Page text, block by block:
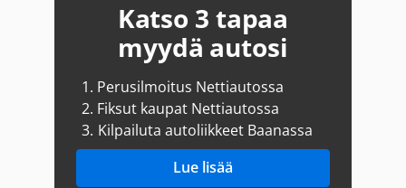
Katso 3 tapaa
myydä autosi
1. Perusilmoitus Nettiautossa
2. Fiksut kaupat Nettiautossa
3. Kilpailuta autoliikkeet Baanassa
Lue lisää